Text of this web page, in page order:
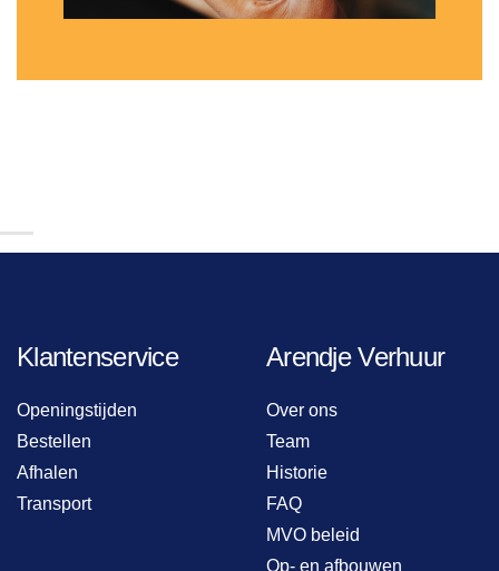
Klantenservice
Openingstijden
Bestellen
Afhalen
Transport
Arendje Verhuur
Over ons
Team
Historie
FAQ
MVO beleid
Op- en afbouwen